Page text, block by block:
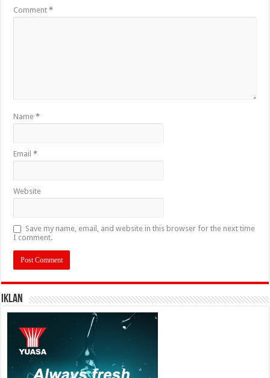
Comment*
Name*
Email*
Website
Save my name, email, and website in this browser for the next time
I comment.
IKLAN